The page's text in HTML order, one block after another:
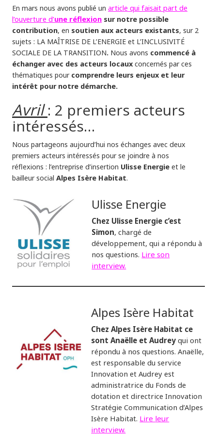
En mars nous avons publié un article qui faisait part de
l’ouverture d’une réflexion sur notre possible
contribution, en soutien aux acteurs existants, sur 2
sujets : LA MAÎTRISE DE L’ENERGIE et L’INCLUSIVITÉ
SOCIALE DE LA TRANSITION. Nous avons commencé à
échanger avec des acteurs locaux concernés par ces
thématiques pour comprendre leurs enjeux et leur
intérêt pour notre démarche.
Avril: 2 premiers acteurs
intéressés…
Nous partageons aujourd’hui nos échanges avec deux
premiers acteurs intéressés pour se joindre à nos
réflexions : l’entreprise d’insertion Ulisse Energie et le
bailleur social Alpes Isère Habitat.
Ulisse Energie
Chez Ulisse Energie c’est
Simon, chargé de
développement, qui a répondu à
nos questions. Lire son
interview.
Alpes Isère Habitat
Chez Alpes Isère Habitat ce
sont Anaëlle et Audrey qui ont
répondu à nos questions. Anaëlle,
est responsable du service
Innovation et Audrey est
administratrice du Fonds de
dotation et directrice Innovation
Stratégie Communication d’Alpes
Isère Habitat. Lire leur
interview.